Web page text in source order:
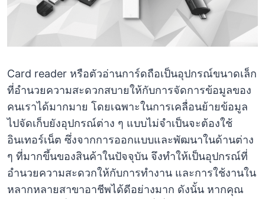
Card reader หรือตัวอ่านการ์ดถือเป็นอุปกรณ์ขนาดเล็ก
ที่อำนวยความสะดวกสบายให้กับการจัดการข้อมูลของ
คนเราได้มากมาย โดยเฉพาะในการเคลื่อนย้ายข้อมูล
ไปจัดเก็บยังอุปกรณ์ต่าง ๆ แบบไม่จำเป็นจะต้องใช้
อินเทอร์เน็ต ซึ่งจากการออกแบบและพัฒนาในด้านต่าง
ๆ ที่มากขึ้นของสินค้าในปัจจุบัน จึงทำให้เป็นอุปกรณ์ที่
อำนวยความสะดวกให้กับการทำงาน และการใช้งานใน
หลากหลายสาขาอาชีพได้ดีอย่างมาก ดังนั้น หากคุณ